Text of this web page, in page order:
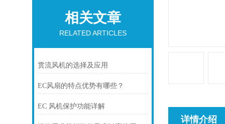
相关文章
RELATED ARTICLES
贯流风机的选择及应用
EC风扇的特点优势有哪些？
EC 风机保护功能详解
详情介绍